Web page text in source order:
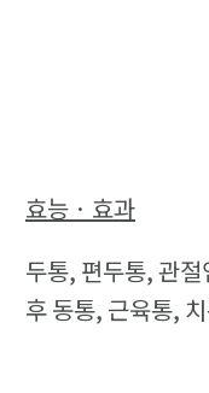
효능 · 효과
두통, 편두통, 관
후 동통, 근육통,